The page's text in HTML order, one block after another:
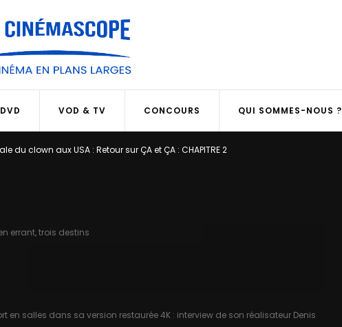
VOD & TV CONCOURS QUI SOMMES-NOUS ?
du clown aux USA : Retour sur ÇA et ÇA : CHAPITRE 2
errant, trois destins
en salles dans sa version restaurée 4K : interview de son réalisateur Denis